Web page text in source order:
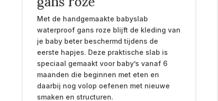
Met de handgemaakte babyslab
waterproof gans roze blijft de kleding van
je baby beter beschermd tijdens de
eerste hapjes. Deze praktische slab is
speciaal gemaakt voor baby’s vanaf 6
maanden die beginnen met eten en
daarbij nog volop oefenen met nieuwe
smaken en structuren.